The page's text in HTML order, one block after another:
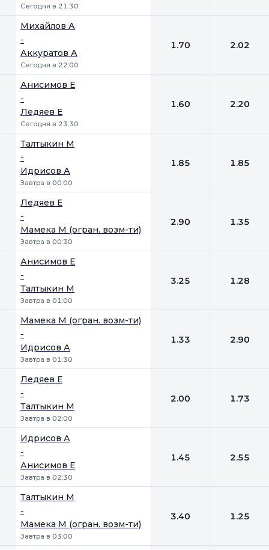
Сегодня в 21:30
Михайлов А
-
Аккуратов А
Сегодня в 22:00
1.70 2.02
Анисимов Е
-
Ледяев Е
Сегодня в 23:30
1.60 2.20
Талтыкин М
-
Идрисов А
Завтра в 00:00
1.85 1.85
Ледяев Е
-
Мамека М (огран. возм-ти)
Завтра в 00:30
2.90 1.35
Анисимов Е
-
Талтыкин М
Завтра в 01:00
3.25 1.28
Мамека М (огран. возм-ти)
-
Идрисов А
Завтра в 01:30
1.33 2.90
Ледяев Е
-
Талтыкин М
Завтра в 02:00
2.00 1.73
Идрисов А
-
Анисимов Е
Завтра в 02:30
1.45 2.55
Талтыкин М
-
Мамека М (огран. возм-ти)
Завтра в 03:00
3.40 1.25